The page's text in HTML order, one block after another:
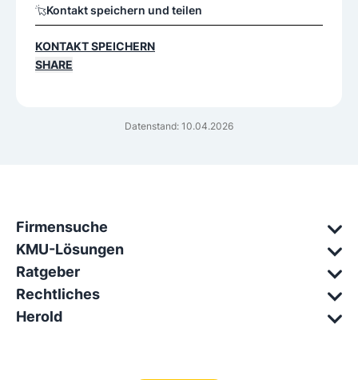
Datenstand: 10.04.2026
Kontakt speichern und teilen
KONTAKT SPEICHERN
SHARE
Firmensuche
KMU-Lösungen
Ratgeber
Rechtliches
Herold